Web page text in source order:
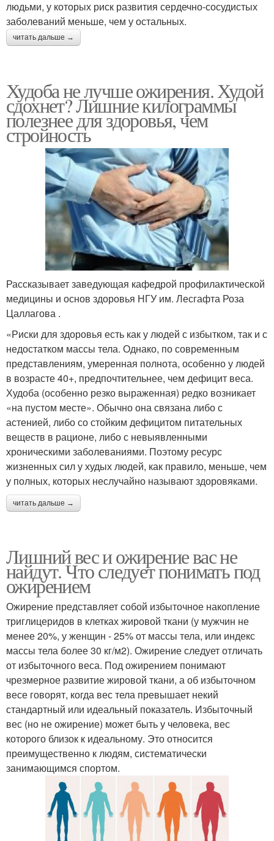
людьми, у которых риск развития сердечно-сосудистых
заболеваний меньше, чем у остальных.
читать дальше →
Худоба не лучше ожирения. Худой
сдохнет? Лишние килограммы
полезнее для здоровья, чем
стройность
Рассказывает заведующая кафедрой профилактической
медицины и основ здоровья НГУ им. Лесгафта Роза
Цаллагова .
«Риски для здоровья есть как у людей с избытком, так и с
недостатком массы тела. Однако, по современным
представлениям, умеренная полнота, особенно у людей
в возрасте 40+, предпочтительнее, чем дефицит веса.
Худоба (особенно резко выраженная) редко возникает
«на пустом месте». Обычно она связана либо с
астенией, либо со стойким дефицитом питательных
веществ в рационе, либо с невыявленными
хроническими заболеваниями. Поэтому ресурс
жизненных сил у худых людей, как правило, меньше, чем
у полных, которых неслучайно называют здоровяками.
читать дальше →
Лишний вес и ожирение вас не
найдут. Что следует понимать под
ожирением
Ожирение представляет собой избыточное накопление
триглицеридов в клетках жировой ткани (у мужчин не
менее 20%, у женщин - 25% от массы тела, или индекс
массы тела более 30 кг/м2). Ожирение следует отличать
от избыточного веса. Под ожирением понимают
чрезмерное развитие жировой ткани, а об избыточном
весе говорят, когда вес тела превышает некий
стандартный или идеальный показатель. Избыточный
вес (но не ожирение) может быть у человека, вес
которого близок к идеальному. Это относится
преимущественно к людям, систематически
занимающимся спортом.